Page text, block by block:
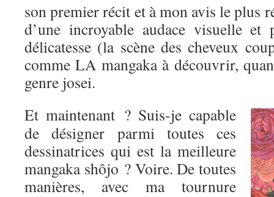
son premier récit et à mon avis le plus
d’une incroyable audace visuelle et
délicatesse (la scène des cheveux
comme LA mangaka à découvrir,
genre josei.
Et maintenant ? Suis-je capable
de désigner parmi toutes ces
dessinatrices qui est la meilleure
mangaka shôjo ? Voire. De toutes
manières, avec ma tournure